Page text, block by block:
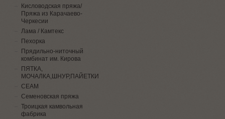
Кисловодская пряжа/
Пряжа из Карачаево-
Черкесии
Лама / Камтекс
Пехорка
Прядильно-ниточный
комбинат им. Кирова
ПЯТКА,
МОЧАЛКА,ШНУР,ПАЙЕТКИ
СЕАМ
Семеновская пряжа
Троицкая камвольная
фабрика